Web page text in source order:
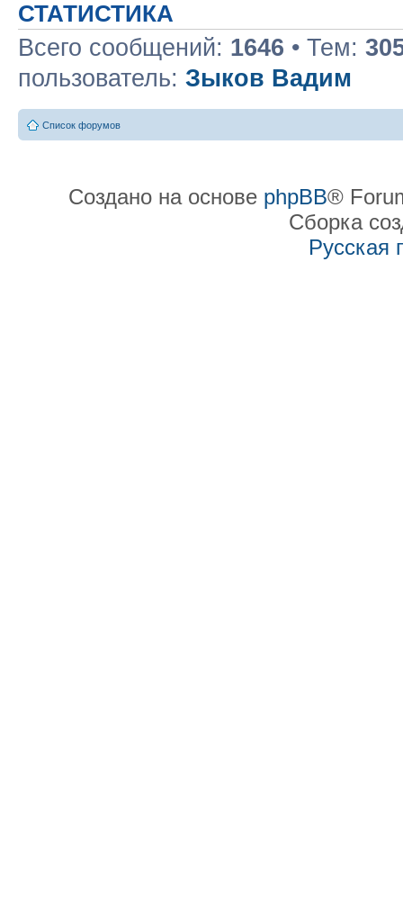
СТАТИСТИКА
Всего сообщений: 1646 • Тем:
пользователь: Зыков Вадим
Список форумов
Создано на основе phpBB®
Сборка
Русская